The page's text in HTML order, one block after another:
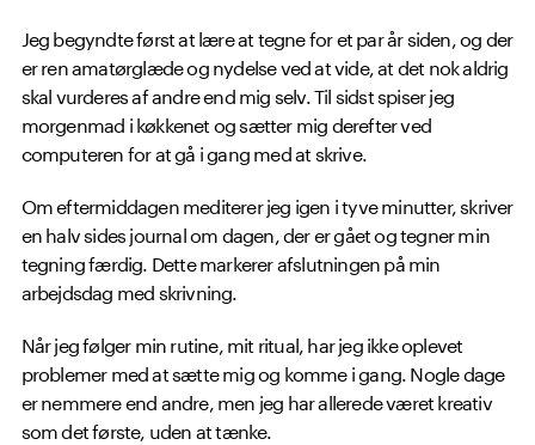
Jeg begyndte først at lære at tegne for et par år siden, og der
er ren amatørglæde og nydelse ved at vide, at det nok aldrig
skal vurderes af andre end mig selv. Til sidst spiser jeg
morgenmad i køkkenet og sætter mig derefter ved
computeren for at gå i gang med at skrive.
Om eftermiddagen mediterer jeg igen i tyve minutter, skriver
en halv sides journal om dagen, der er gået og tegner min
tegning færdig. Dette markerer afslutningen på min
arbejdsdag med skrivning.
Når jeg følger min rutine, mit ritual, har jeg ikke oplevet
problemer med at sætte mig og komme i gang. Nogle dage
er nemmere end andre, men jeg har allerede været kreativ
som det første, uden at tænke.